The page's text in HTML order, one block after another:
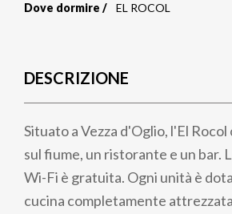
pane
Dove dormire EL ROCOL
DESCRIZIONE
Situato a Vezza d'Oglio, l'El
sul fiume, un ristorante e un bar.
Wi-Fi è gratuita. Ogni unità è
cucina completamente